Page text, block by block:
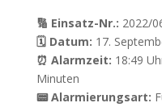
🔢 Einsatz-Nr.: 2022/
🗓 Datum: 17.
⏰ Alarmzeit: 18:49
Minuten
📟 Alarmierungsart: